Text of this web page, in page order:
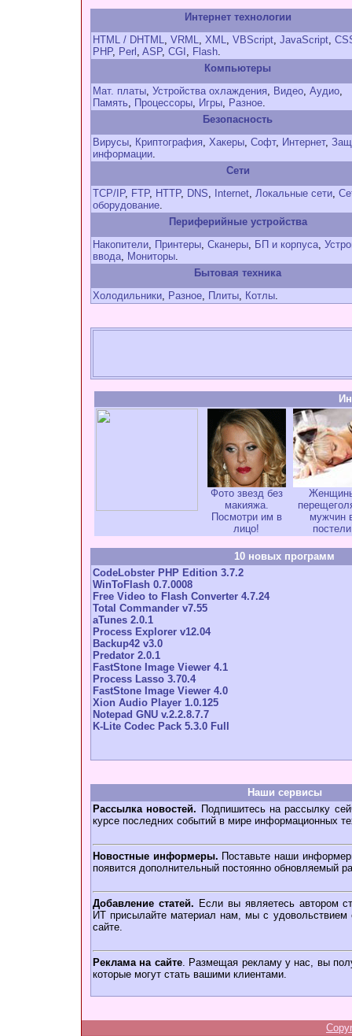
Интернет технологии
HTML / DHTML, VRML, XML, VBScript, JavaScript,
PHP, Perl , ASP, CGI , Flash.
Компьютеры
Мат. платы, Устройства охлаждения, Видео, Аудио,
Память, Процессоры, Игры, Разное.
Безопасность
Вирусы, Криптография, Хакеры, Софт, Интернет,
информации.
Сети
TCP/IP, FTP, HTTP, DNS, Internet, Локальные сети,
оборудование.
Периферийные устройства
Накопители, Принтеры, Сканеры, БП и корпуса,
ввода, Мониторы.
Бытовая техника
Холодильники, Разное, Плиты, Котлы.
Фото звезд без
макияжа.
Посмотри им в
лицо!
мужчин
постели
10 новых программ
CodeLobster PHP Edition 3.7.2
WinToFlash 0.7.0008
Free Video to Flash Converter 4.7.24
Total Commander v7.55
aTunes 2.0.1
Process Explorer v12.04
Backup42 v3.0
Predator 2.0.1
FastStone Image Viewer 4.1
Process Lasso 3.70.4
FastStone Image Viewer 4.0
Xion Audio Player 1.0.125
Notepad GNU v.2.2.8.7.7
K-Lite Codec Pack 5.3.0 Full
Наши сервисы
Рассылка новостей. Подпишитесь на рассылку
курсе последних событий в мире информационных
Новостные информеры. Поставьте наши
появится дополнительный постоянно обновляемый
Добавление статей. Если вы являетесь автором
ИТ присылайте материал нам, мы с удовольствием
сайте.
Реклама на сайте. Размещая рекламу у нас, вы
которые могут стать вашими клиентами.